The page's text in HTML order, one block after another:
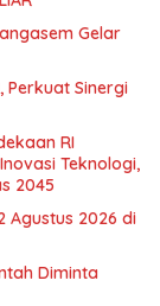
Gelar
Perkuat Sinergi
RI
Teknologi,
2045
Agustus 2026 di
Diminta